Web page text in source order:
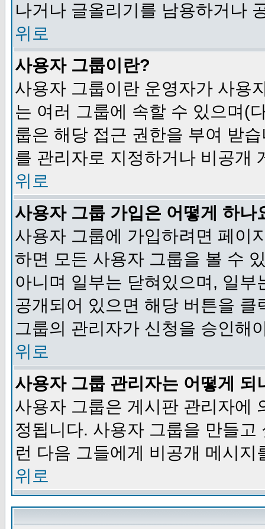
나거나 글올리기를 남용하거나
위로
사용자 그룹이란?
사용자 그룹이란 운영자가 사용
는 여러 그룹에 속할 수 있으며(
룹은 해당 접근 권한을 부여 받
를 관리자로 지정하거나 비공개
위로
사용자 그룹 가입은 어떻게 하나
사용자 그룹에 가입하려면 페이
하면 모든 사용자 그룹을 볼 수
아니며 일부는 닫혀있으며, 일
공개되어 있으면 해당 버튼을
그룹의 관리자가 신청을 승인해
위로
사용자 그룹 관리자는 어떻게 되
사용자 그룹은 게시판 관리자에
정됩니다. 사용자 그룹을 만들
런 다음 그들에게 비공개 메시지
위로